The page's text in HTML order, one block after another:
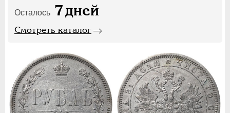
Осталось 7дней
Смотреть каталог